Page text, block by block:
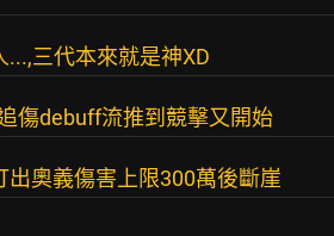
三代本來就是神XD
傷debuff流推到競擊又開始
奧義傷害上限300萬後斷崖